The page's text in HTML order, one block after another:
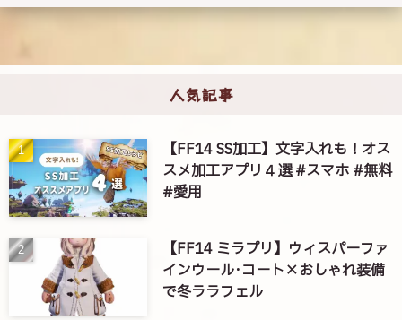
人気記事
【FF14 SS加工】文字入れも！オス
スメ加工アプリ４選 #スマホ #無料
#愛用
【FF14 ミラプリ】ウィスパーファ
インウール･コート×おしゃれ装備
で冬ララフェル